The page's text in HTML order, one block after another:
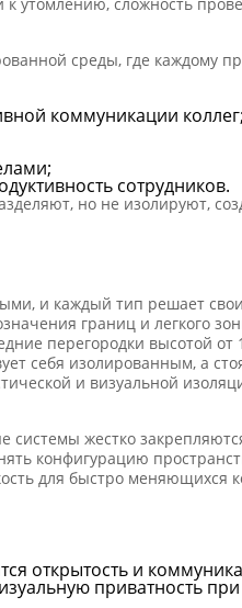
среды, где каждому
коммуникации коллег;
сотрудников.
но не изолируют,
и каждый тип решает
границ и легкого
перегородки высотой от
себя изолированным, а
и визуальной
жестко
конфигурацию
для быстро меняющихся
открытость и
приватность